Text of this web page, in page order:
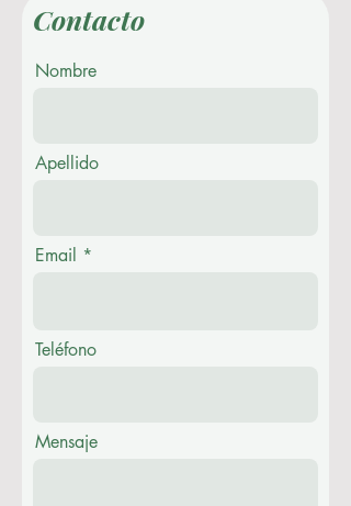
Contacto
Nombre
Apellido
Email
Teléfono
Mensaje